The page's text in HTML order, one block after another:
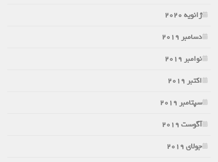
ژانویه 2020
دسامبر 2019
نوامبر 2019
اکتبر 2019
سپتامبر 2019
آگوست 2019
جولای 2019